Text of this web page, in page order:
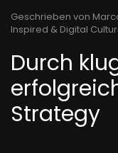
Geschrieben von
Inspired & Digital
Durch
Strategy